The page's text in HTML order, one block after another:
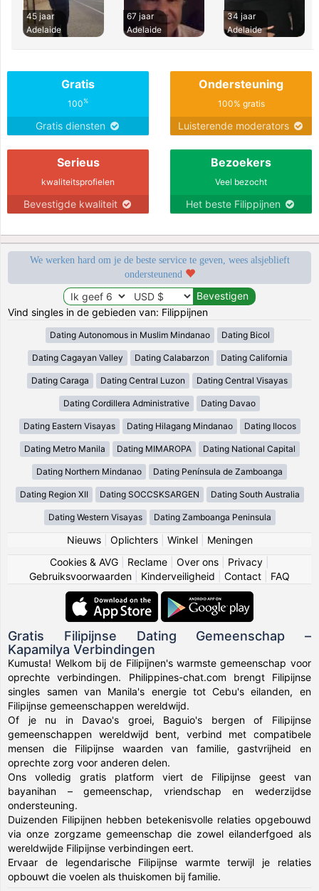
45 jaar
Adelaide
67 jaar
Adelaide
34 jaar
Adelaide
Gratis
100%
Gratis diensten
Ondersteuning
100% gratis
Luisterende moderators
Serieus
kwaliteitsprofielen
Bevestigde kwaliteit
Bezoekers
Veel bezocht
Het beste Filippijnen
We werken hard om je de beste service te geven, wees alsjeblieft
ondersteunend
Vind singles in de gebieden van: Filippijnen
Dating Autonomous in Muslim Mindanao Dating Bicol
Dating Cagayan Valley Dating Calabarzon Dating California
Dating Caraga Dating Central Luzon Dating Central Visayas
Dating Cordillera Administrative Dating Davao
Dating Eastern Visayas Dating Hilagang Mindanao Dating Ilocos
Dating Metro Manila Dating MIMAROPA Dating National Capital
Dating Northern Mindanao Dating Península de Zamboanga
Dating Region XII Dating SOCCSKSARGEN Dating South Australia
Dating Western Visayas Dating Zamboanga Peninsula
Nieuws| Oplichters| Winkel| Meningen
Cookies & AVG
Reclame Over ons Privacy
Gebruiksvoorwaarden
Kinderveiligheid Contact FAQ
Gratis Filipijnse Dating Gemeenschap –
Kapamilya Verbindingen
Kumusta! Welkom bij de Filipijnen's warmste gemeenschap voor
oprechte verbindingen. Philippines-chat.com brengt Filipijnse
singles samen van Manila's energie tot Cebu's eilanden, en
Filipijnse gemeenschappen wereldwijd.
Of je nu in Davao's groei, Baguio's bergen of Filipijnse
gemeenschappen wereldwijd bent, verbind met compatibele
mensen die Filipijnse waarden van familie, gastvrijheid en
oprechte zorg voor anderen delen.
Ons volledig gratis platform viert de Filipijnse geest van
bayanihan – gemeenschap, vriendschap en wederzijdse
ondersteuning.
Duizenden Filipijnen hebben betekenisvolle relaties opgebouwd
via onze zorgzame gemeenschap die zowel eilanderfgoed als
wereldwijde Filipijnse verbindingen eert.
Ervaar de legendarische Filipijnse warmte terwijl je relaties
opbouwt die voelen als thuiskomen bij familie.